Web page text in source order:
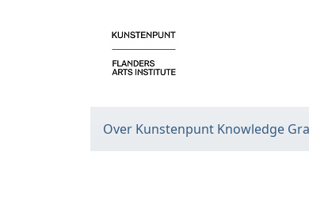
Over Kunstenpunt Knowledge